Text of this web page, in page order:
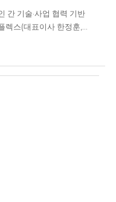
런스’를 개최했다. □
주관한 첫 글로벌 통합